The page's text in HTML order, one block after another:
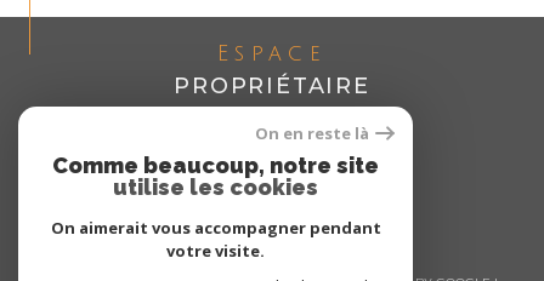
Espace
PROPRIÉTAIRE
Se connecter
On en reste là
Comme beaucoup, notre site
utilise les cookies
On aimerait vous accompagner pendant
votre visite.